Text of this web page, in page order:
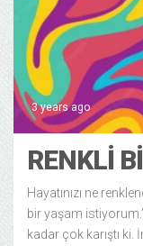
3 years ago
RENKLI
Hayatınızı ne
bir yaşam
kadar çok karıştı